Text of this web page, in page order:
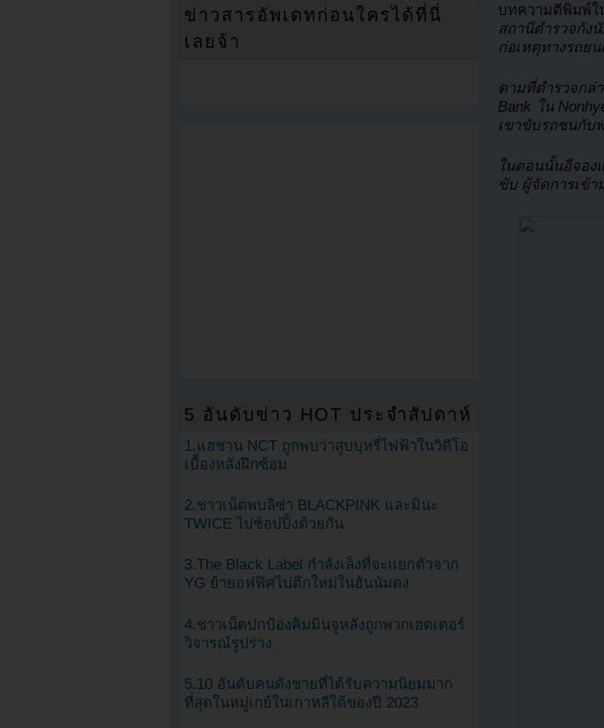
บทความตีพิมพ์ใ
สถานีตำรวจกัง
ก่อเหตุทางรถย
ตามที่ตำรวจกล่
Bank ใน
เขาขับรถชนกับ
ในตอนนั้นอีจอง
ขับ ผู้จัดการเข้า
ข่าวสารอัพเดทก่อนใครได้ที่นี่
เลยจ้า
5 อันดับข่าว HOT ประจำสัปดาห์
1.แฮชาน NCT ถูกพบว่าสูบบุหรี่ไฟฟ้าในวิดีโอ
เบื้องหลังฝึกซ้อม
2.ชาวเน็ตพบลิซ่า BLACKPINK และมินะ
TWICE ไปช้อปปิ้งด้วยกัน
3.The Black Label กำลังเล็งที่จะแยกตัวจาก
YG ย้ายอฟฟิศไปตึกใหม่ในฮันนัมดง
4.ชาวเน็ตปกป้องคิมมินจูหลังถูกพวกเฮดเตอร์
วิจารณ์รูปร่าง
5.10 อันดับคนดังชายที่ได้รับความนิยมมาก
ที่สุดในหมู่เกย์ในเกาหลีใต้ของปี 2023